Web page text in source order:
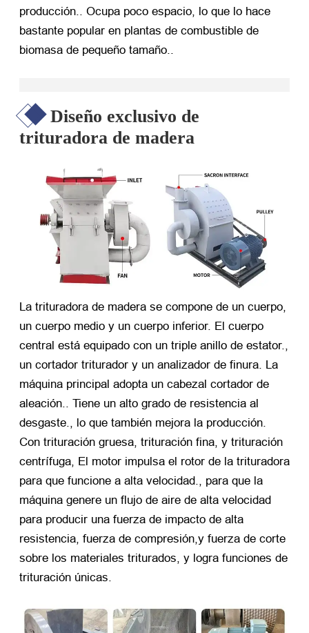
producción.. Ocupa poco espacio, lo que lo hace
bastante popular en plantas de combustible de
biomasa de pequeño tamaño..
Diseño exclusivo de
trituradora de madera
La trituradora de madera se compone de un cuerpo,
un cuerpo medio y un cuerpo inferior. El cuerpo
central está equipado con un triple anillo de estator.,
un cortador triturador y un analizador de finura. La
máquina principal adopta un cabezal cortador de
aleación.. Tiene un alto grado de resistencia al
desgaste., lo que también mejora la producción.
Con trituración gruesa, trituración fina, y trituración
centrífuga, El motor impulsa el rotor de la trituradora
para que funcione a alta velocidad., para que la
máquina genere un flujo de aire de alta velocidad
para producir una fuerza de impacto de alta
resistencia, fuerza de compresión,y fuerza de corte
sobre los materiales triturados, y logra funciones de
trituración únicas.